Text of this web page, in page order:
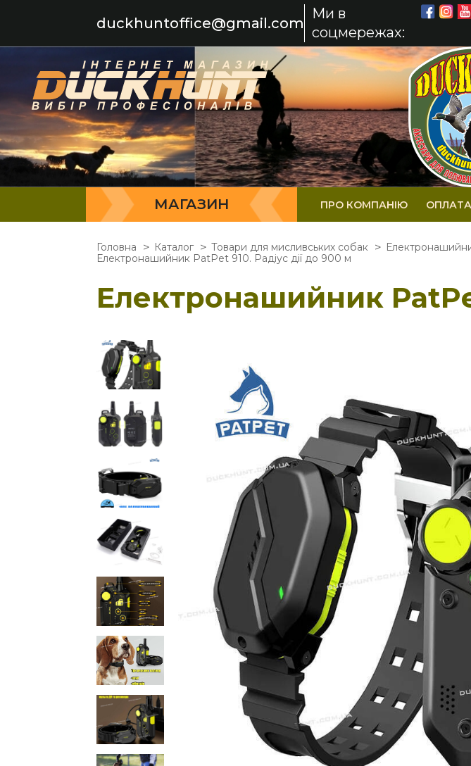
duckhuntoffice@gmail.com
Ми в
соцмережах:
МАГАЗИН ПРО КОМПАНІЮ ОПЛАТА
Головна Каталог Товари для мисливських собак
Електронашийник PatPet 910. Радіус дії до 900 м
Електронашийник